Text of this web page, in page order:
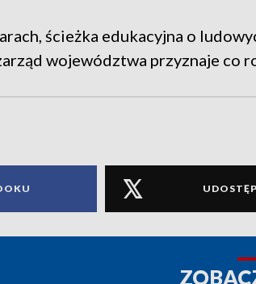
ścieżka edukacyjna o
województwa przyznaje co